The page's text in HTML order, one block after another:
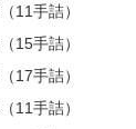
11手詰）
15手詰）
17手詰）
11手詰）